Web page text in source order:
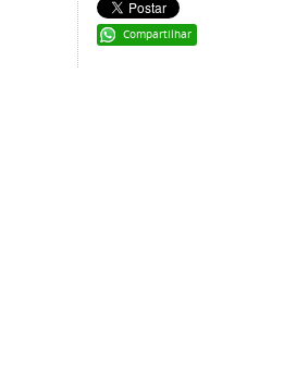
Compartilhar